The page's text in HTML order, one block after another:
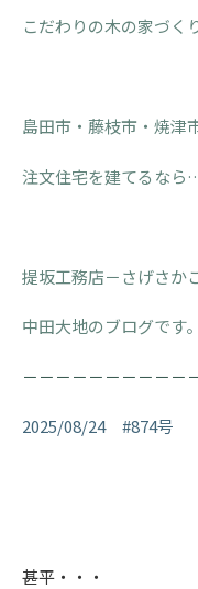
こだわりの木の家づく
島田市・藤枝市・焼津
注文住宅を建てるなら
提坂工務店－さげさか
中田大地のブログです。
－－－－－－－－－－
2025/08/24 #874号
甚平・・・